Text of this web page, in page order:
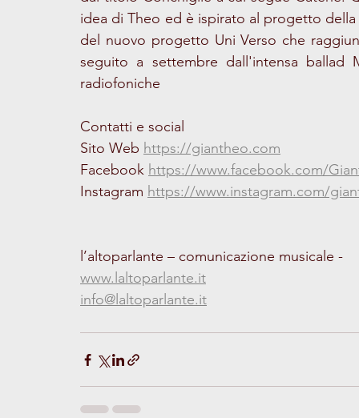
idea di Theo ed è ispirato al progetto
del nuovo progetto Uni Verso che
seguito a settembre dall'intensa ballad
radiofoniche
Contatti e social
Sito Web https://giantheo.com
Facebook https://www.facebook.com/
Instagram https://www.instagram.com/
l’altoparlante – comunicazione musicale -
www.laltoparlante.it
info@laltoparlante.it